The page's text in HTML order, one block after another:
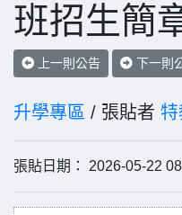
班招生簡
上一則公告 下一則
升學專區 / 張貼者 特
張貼日期： 2026-05-22